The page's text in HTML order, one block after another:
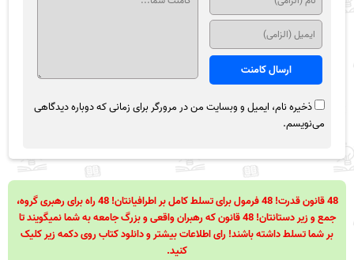
ذخیره نام، ایمیل و وبسایت من در مرورگر برای زمانی که دوباره دیدگاهی
می‌نویسم.
48 قانون قدرت! 48 فرمول برای تسلط کامل بر اطرافیانتان! 48 راه برای رهبری گروه،
جمع و زیر دستانتان! 48 قانون که رهبران واقعی و بزرگ جامعه به شما نمیگویند تا
بر شما تسلط داشته باشند! رای اطلاعات بیشتر و دانلود کتاب روی دکمه زیر کلیک
کنید.